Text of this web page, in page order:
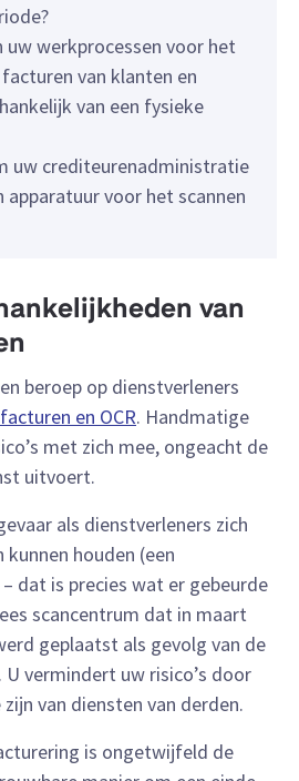
uw werkprocessen voor het
van klanten en
van een fysieke
uw crediteurenadministratie
apparatuur voor het scannen
van
beroep op dienstverleners
en OCR. Handmatige
met zich mee, ongeacht de
uitvoert.
als dienstverleners zich
houden (een
dat is precies wat er gebeurde
scancentrum dat in maart
geplaatst als gevolg van de
U vermindert uw risico’s door
van diensten van derden.
is ongetwijfeld de